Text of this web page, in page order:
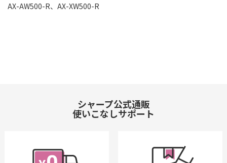
AX-AW500-R、AX-XW500-R
シャープ公式通販
使いこなしサポート